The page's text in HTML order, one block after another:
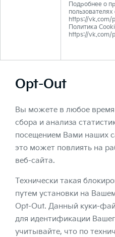
Подробнее о
пользователях
https://vk.com/
Политика
https://vk.com/
Opt-Out
Вы можете в любое
сбора и анализа
посещением Вами наших
это может повлиять на
веб-сайта.
Технически такая
путем установки на
Opt-Out. Данный куки-
для идентификации
учитывайте, что по